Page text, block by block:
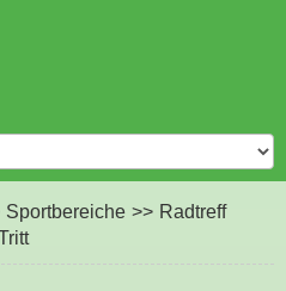
Sportbereiche >> Radtreff